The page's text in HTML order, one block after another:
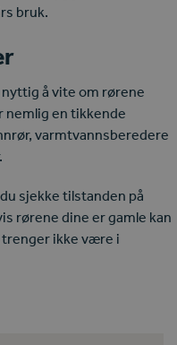
bruk.
å vite om rørene
nemlig en tikkende
varmtvannsberedere
sjekke tilstanden på
rørene dine er gamle kan
trenger ikke være i